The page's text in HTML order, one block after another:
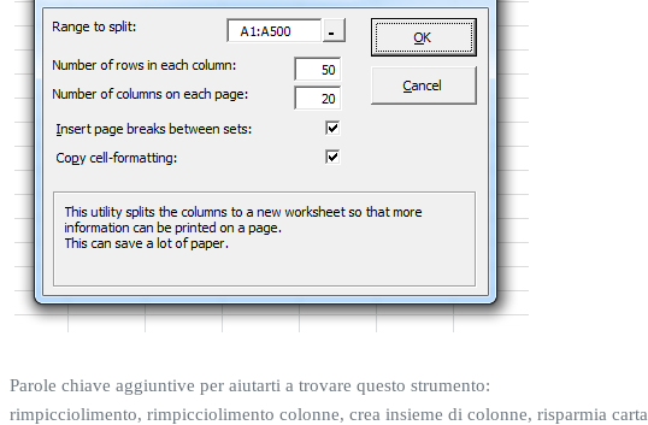
Parole chiave aggiuntive per aiutarti a trovare questo strumento:
rimpicciolimento, rimpicciolimento colonne, crea insieme di colonne, risparmia carta